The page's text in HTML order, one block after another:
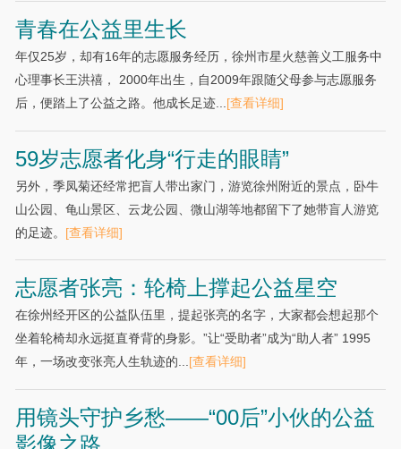
青春在公益里生长
年仅25岁，却有16年的志愿服务经历，徐州市星火慈善义工服务中
心理事长王洪禧， 2000年出生，自2009年跟随父母参与志愿服务
后，便踏上了公益之路。他成长足迹... [查看详细]
59岁志愿者化身“行走的眼睛”
另外，季凤菊还经常把盲人带出家门，游览徐州附近的景点，卧牛
山公园、龟山景区、云龙公园、微山湖等地都留下了她带盲人游览
的足迹。 [查看详细]
志愿者张亮：轮椅上撑起公益星空
在徐州经开区的公益队伍里，提起张亮的名字，大家都会想起那个
坐着轮椅却永远挺直脊背的身影。”让“受助者”成为“助人者” 1995
年，一场改变张亮人生轨迹的...[查看详细]
用镜头守护乡愁——“00后”小伙的公益